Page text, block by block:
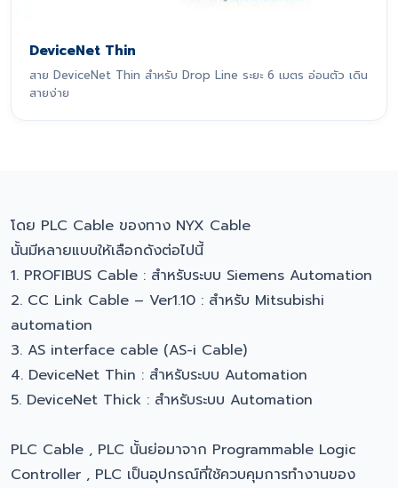
DeviceNet Thin
สาย DeviceNet Thin สำหรับ Drop Line ระยะ 6 เมตร อ่อนตัว เดิน
สายง่าย
โดย PLC Cable ของทาง NYX Cable
นั้นมีหลายแบบให้เลือกดังต่อไปนี้
1. PROFIBUS Cable : สำหรับระบบ Siemens Automation
2. CC Link Cable – Ver1.10 : สำหรับ Mitsubishi
automation
3. AS interface cable (AS-i Cable)
4. DeviceNet Thin : สำหรับระบบ Automation
5. DeviceNet Thick : สำหรับระบบ Automation
PLC Cable , PLC นั้นย่อมาจาก Programmable Logic
Controller , PLC เป็นอุปกรณ์ที่ใช้ควบคุมการทำงานของ